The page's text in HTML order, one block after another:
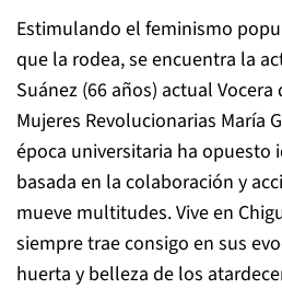
Estimulando el feminismo
que la rodea, se encuentra la
Suánez (66 años) actual
Mujeres Revolucionarias María
época universitaria ha opuesto
basada en la colaboración y
mueve multitudes. Vive en
siempre trae consigo en sus
huerta y belleza de los